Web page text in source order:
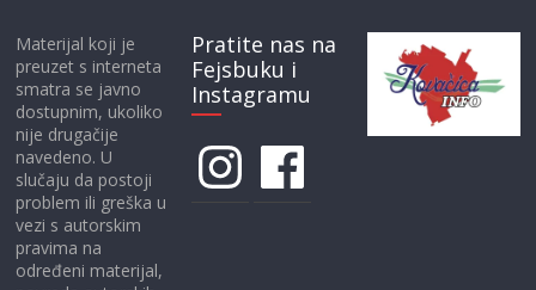
Materijal koji je
preuzet s interneta
smatra se javno
dostupnim, ukoliko
nije drugačije
navedeno. U
slučaju da postoji
problem ili greška u
vezi s autorskim
pravima na
određeni materijal,
Pratite nas na
Fejsbuku i
Instagramu
InstagramFacebook